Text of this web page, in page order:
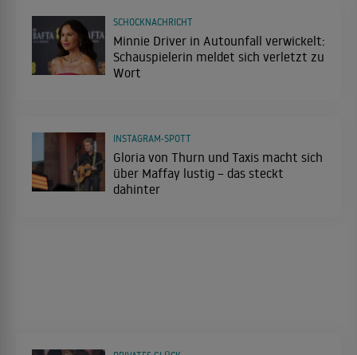
Minnie Driver in Autounfall verwickelt:
Schauspielerin meldet sich verletzt zu
Wort
SCHOCKNACHRICHT
Gloria von Thurn und Taxis macht sich
über Maffay lustig – das steckt
dahinter
INSTAGRAM-SPOTT